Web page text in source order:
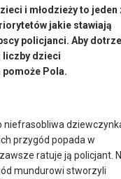
i młodzieży to jeden
jakie stawiają
policjanci. Aby
liczby dzieci
Pola.
niefrasobliwa
przygód popada w
ratuje ją policjant.
mundurowi stworzyli